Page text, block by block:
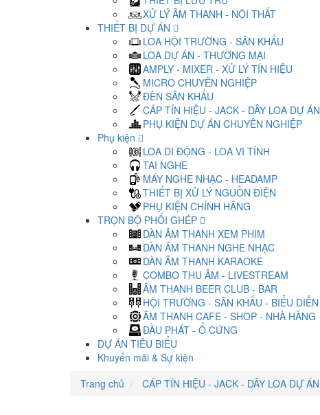
XỬ LÝ ÂM THANH - NỘI THẤT
THIẾT BỊ DỰ ÁN
LOA HỘI TRƯỜNG - SÂN KHẤU
LOA DỰ ÁN - THƯƠNG MẠI
AMPLY - MIXER - XỬ LÝ TÍN HIỆU
MICRO CHUYÊN NGHIỆP
ĐÈN SÂN KHẤU
CÁP TÍN HIỆU - JACK - DÂY LOA DỰ ÁN
PHỤ KIỆN DỰ ÁN CHUYÊN NGHIỆP
Phụ kiện
LOA DI ĐỘNG - LOA VI TÍNH
TAI NGHE
MÁY NGHE NHẠC - HEADAMP
THIẾT BỊ XỬ LÝ NGUỒN ĐIỆN
PHỤ KIỆN CHÍNH HÃNG
TRỌN BỘ PHỐI GHÉP
DÀN ÂM THANH XEM PHIM
DÀN ÂM THANH NGHE NHẠC
DÀN ÂM THANH KARAOKE
COMBO THU ÂM - LIVESTREAM
ÂM THANH BEER CLUB - BAR
HỘI TRƯỜNG - SÂN KHẤU - BIỂU DIỄN
ÂM THANH CAFE - SHOP - NHÀ HÀNG
ĐẦU PHÁT - Ổ CỨNG
DỰ ÁN TIÊU BIỂU
Khuyến mãi & Sự kiện
Trang chủ
CÁP TÍN HIỆU - JACK - DÂY LOA DỰ ÁN